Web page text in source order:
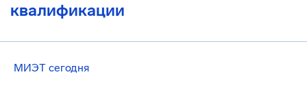
квалификации
МИЭТ сегодня